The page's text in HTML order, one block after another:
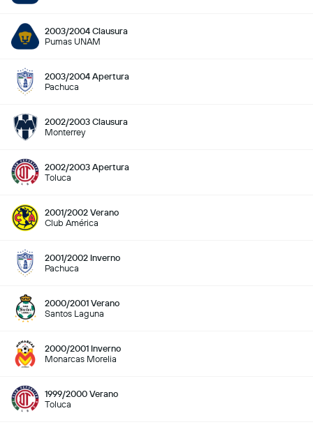
2003/2004 Clausura
Pumas UNAM
2003/2004 Apertura
Pachuca
2002/2003 Clausura
Monterrey
2002/2003 Apertura
Toluca
2001/2002 Verano
Club América
2001/2002 Inverno
Pachuca
2000/2001 Verano
Santos Laguna
2000/2001 Inverno
Monarcas Morelia
1999/2000 Verano
Toluca